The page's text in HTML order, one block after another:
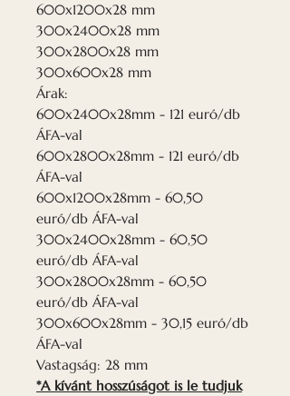
600x1200x28 mm
300x2400x28 mm
300x2800x28 mm
300x600x28 mm
Árak:
600x2400x28mm - 121 euró/db
ÁFA-val
600x2800x28mm - 121 euró/db
ÁFA-val
600x1200x28mm - 60,50
euró/db ÁFA-val
300x2400x28mm - 60,50
euró/db ÁFA-val
300x2800x28mm - 60,50
euró/db ÁFA-val
300x600x28mm - 30,15 euró/db
ÁFA-val
Vastagság: 28 mm
*A kívánt hosszúságot is le tudjuk